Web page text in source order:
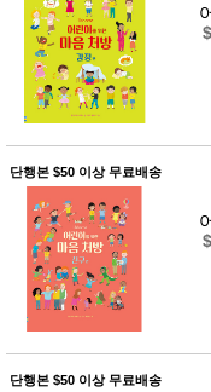
단행본 $50 이상 무료배송
단행본 $50 이상 무료배송